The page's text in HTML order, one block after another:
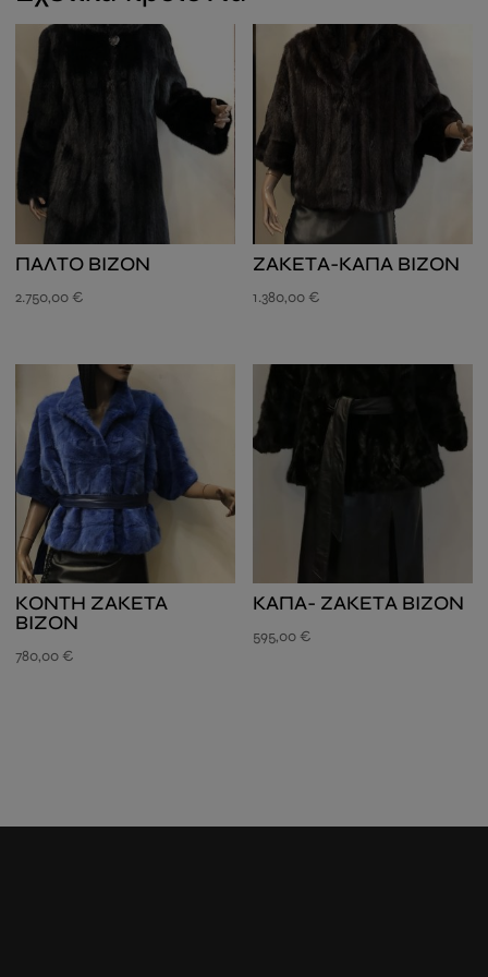
ΠΑΛΤΟ ΒΙΖΟΝ
2.750,00 €
ΖΑΚΕΤΑ-ΚΑΠΑ ΒΙΖΟΝ
1.380,00 €
KΟΝΤΗ ZAKETA
BIZON
780,00 €
ΚΑΠΑ- ΖΑΚΕΤΑ ΒΙΖΟΝ
595,00 €